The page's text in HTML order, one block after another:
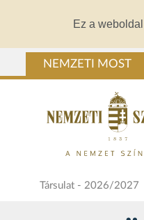
Ez a
NEMZETI MOST
Társulat - 2026/2027